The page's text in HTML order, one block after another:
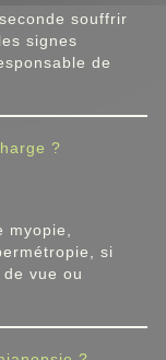
souffrir
signes
de
?
si
vue ou